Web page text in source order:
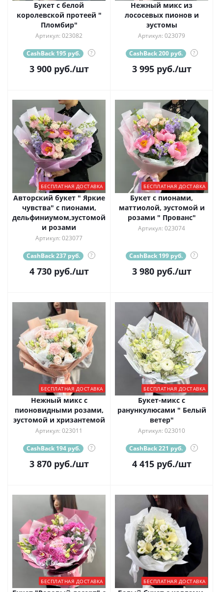
Букет с белой
королевской протеей "
Пломбир"
Артикул: 023082
CashBack 195 руб. ?
3 900руб./шт
Нежный микс из
лососевых пионов и
эустомы
Артикул: 023079
CashBack 200 руб. ?
3 995руб./шт
БЕСПЛАТНАЯ ДОСТАВКА
Авторский букет " Яркие
чувства" с пионами,
дельфиниумом,эустомой
и розами
Артикул: 023077
CashBack 237 руб. ?
4 730руб./шт
БЕСПЛАТНАЯ ДОСТАВКА
Букет с пионами,
маттиолой, эустомой и
розами " Прованс"
Артикул: 023074
CashBack 199 руб. ?
3 980руб./шт
БЕСПЛАТНАЯ ДОСТАВКА
Нежный микс с
пионовидными розами,
эустомой и хризантемой
Артикул: 023011
CashBack 194 руб. ?
3 870руб./шт
БЕСПЛАТНАЯ ДОСТАВКА
Букет-микс с
ранункулюсами " Белый
ветер"
Артикул: 023010
CashBack 221 руб. ?
4 415руб./шт
БЕСПЛАТНАЯ ДОСТАВКА БЕСПЛАТНАЯ ДОСТАВКА